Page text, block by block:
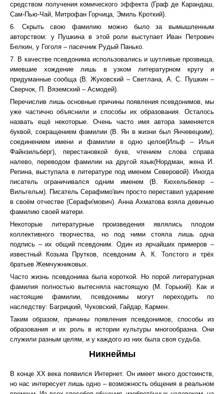
средством получения комического эффекта (Граф де Карандаш,
Сам-Пью-Чай, Митрофан Горчица, Эмиль Кроткий).
6. Скрыть свою фамилию можно было за вымышленным
авторством: у Пушкина в этой роли выступает Иван Петрович
Белкин, у Гоголя – пасечник Рудый Панько.
7. В качестве псевдонима использовались и шутливые прозвища,
имевшие хождение лишь в узком литературном кругу и
придуманные сообща (В. Жуковский – Светлана, А. С. Пушкин –
Сверчок, П. Вяземский – Асмодей).
Перечислив лишь основные причины появления псевдонимов, мы
уже частично объяснили и способы их образования. Осталось
назвать ещё некоторые. Очень часто имя автора заменяется
буквой, сокращением фамилии (В. Ян в жизни был Янчевецким),
соединением имени и фамилии в одно целое(Ильф – Илья
Файнзильберг), перестановкой букв, чтением слова справа
налево, переводом фамилии на другой язык(Нордман, жена И.
Репина, выступала в литературе под именем Северовой). Иногда
писатель ограничивался одним именем (В. Кюхельбекер –
Вильгельм). Писатель Серафимо'вич просто переставил ударение
в своём отчестве (Серафи'мович). Анна Ахматова взяла девичью
фамилию своей матери.
Некоторые литературные произведения являлись плодом
коллективного творчества, но под ними стояла лишь одна
подпись – их общий псевдоним. Один из ярчайших примеров –
известный Козьма Прутков, псевдоним А. К. Толстого и трёх
братьев Жемчужниковых.
Часто жизнь псевдонима была короткой. Но порой литературная
фамилия полностью вытесняла настоящую (М. Горький). Как и
настоящие фамилии, псевдонимы могут переходить по
наследству: Багрицкий, Чуковский, Гайдар, Кармен.
Таким образом, причины появления псевдонимов, способы из
образования и их роль в истории культуры многообразна. Они
служили разным целям, и у каждого из них была своя судьба.
Никнеймы
В конце XX века появился Интернет. Он имеет много достоинств,
но нас интересует лишь одно – возможность общения в реальном